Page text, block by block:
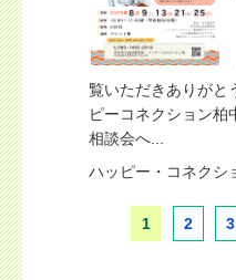
覧いただきありがと
ピーコネクション柏
相談会へ...
ハッピー・コネクシ
1 2 3